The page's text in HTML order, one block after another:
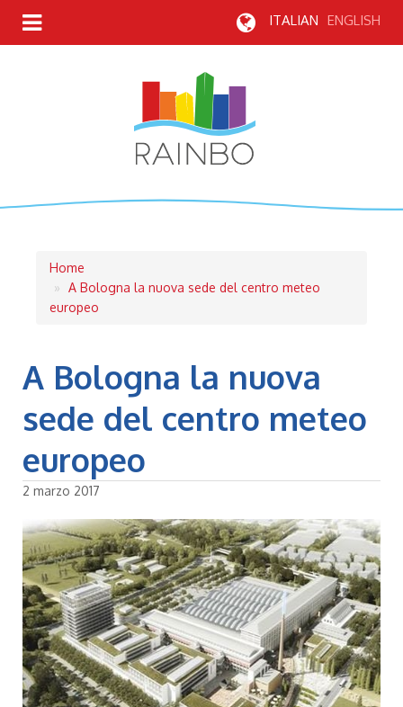
ITALIAN ENGLISH
Briciole
di
Home
A Bologna la nuova sede del centro meteo
europeo
A Bologna la nuova
sede del centro meteo
europeo
2 marzo 2017